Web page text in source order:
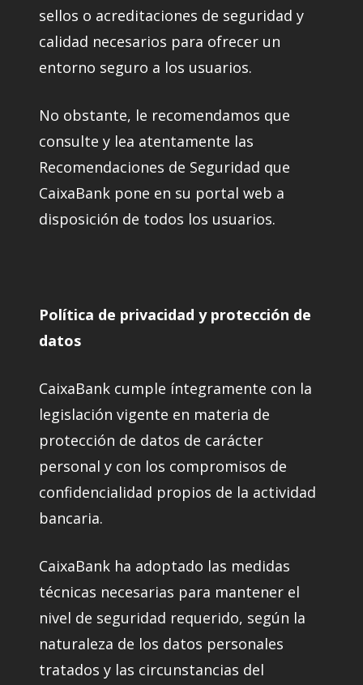
sellos o acreditaciones de seguridad y
calidad necesarios para ofrecer un
entorno seguro a los usuarios.
No obstante, le recomendamos que
consulte y lea atentamente las
Recomendaciones de Seguridad que
CaixaBank pone en su portal web a
disposición de todos los usuarios.
Política de privacidad y protección de
datos
CaixaBank cumple íntegramente con la
legislación vigente en materia de
protección de datos de carácter
personal y con los compromisos de
confidencialidad propios de la actividad
bancaria.
CaixaBank ha adoptado las medidas
técnicas necesarias para mantener el
nivel de seguridad requerido, según la
naturaleza de los datos personales
tratados y las circunstancias del